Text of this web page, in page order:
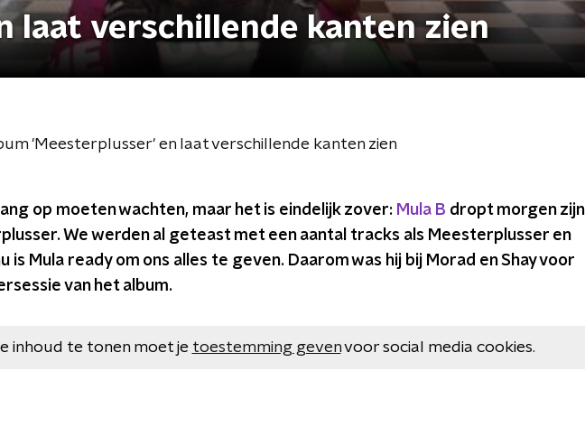
laat verschillende kanten zien
'Meesterplusser' en laat verschillende kanten zien
op moeten wachten, maar het is eindelijk zover: Mula B dropt morgen zijn
We werden al geteast met een aantal tracks als Meesterplusser en
is Mula ready om ons alles te geven. Daarom was hij bij Morad en Shay voor
van het album.
inhoud te tonen moet je toestemming gevenvoor social media cookies.